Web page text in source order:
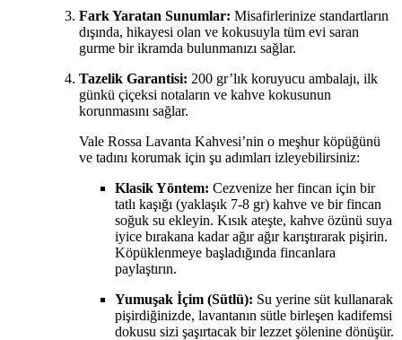
Fark Yaratan Sunumlar: Misafirlerinize standartların
dışında, hikayesi olan ve kokusuyla tüm evi saran
gurme bir ikramda bulunmanızı sağlar.
Tazelik Garantisi: 200 gr’lık koruyucu ambalajı, ilk
günkü çiçeksi notaların ve kahve kokusunun
korunmasını sağlar.
Vale Rossa Lavanta Kahvesi’nin o meşhur köpüğünü
ve tadını korumak için şu adımları izleyebilirsiniz:
Klasik Yöntem: Cezvenize her fincan için bir
tatlı kaşığı (yaklaşık 7-8 gr) kahve ve bir fincan
soğuk su ekleyin. Kısık ateşte, kahve özünü suya
iyice bırakana kadar ağır ağır karıştırarak pişirin.
Köpüklenmeye başladığında fincanlara
paylaştırın.
Yumuşak İçim (Sütlü): Su yerine süt kullanarak
pişirdiğinizde, lavantanın sütle birleşen kadifemsi
dokusu sizi şaşırtacak bir lezzet şölenine dönüşür.